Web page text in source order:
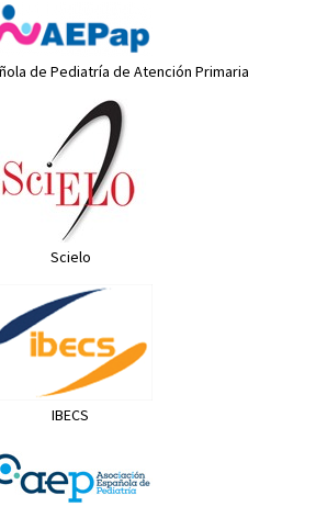
de Pediatría de Atención Primaria
Scielo
IBECS